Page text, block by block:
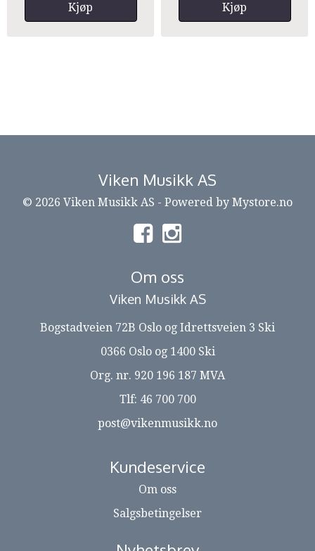
Kjøp Kjøp
Viken Musikk AS
© 2026 Viken Musikk AS - Powered by Mystore.no
Om oss
Viken Musikk AS
Bogstadveien 72B Oslo og Idrettsveien 3 Ski
0366 Oslo og 1400 Ski
Org. nr. 920 196 187 MVA
Tlf: 46 700 700
post@vikenmusikk.no
Kundeservice
Om oss
Salgsbetingelser